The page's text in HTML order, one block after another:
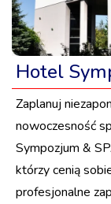
Hotel
Zaplanuj
nowoczesność
Sympozjum &
którzy cenią
profesjonalne